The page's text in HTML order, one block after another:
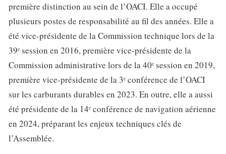
première distinction au sein de l’OACI. Elle a occupé
plusieurs postes de responsabilité au fil des années. Elle a
été vice-présidente de la Commission technique lors de la
39ᵉ session en 2016, première vice-présidente de la
Commission administrative lors de la 40ᵉ session en 2019,
première vice-présidente de la 3ᵉ conférence de l’OACI
sur les carburants durables en 2023. En outre, elle a aussi
été présidente de la 14ᵉ conférence de navigation aérienne
en 2024, préparant les enjeux techniques clés de
l’Assemblée.